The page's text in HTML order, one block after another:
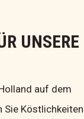
UNSERE
auf dem
Sie Köstlichkeiten